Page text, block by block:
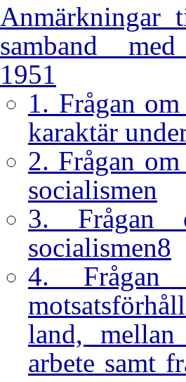
Anmärkningar
samband med
1951
1. Frågan
karaktär
2. Frågan
socialismen
3. Frågan
socialismen8
4. Frågan
land,
arbete samt